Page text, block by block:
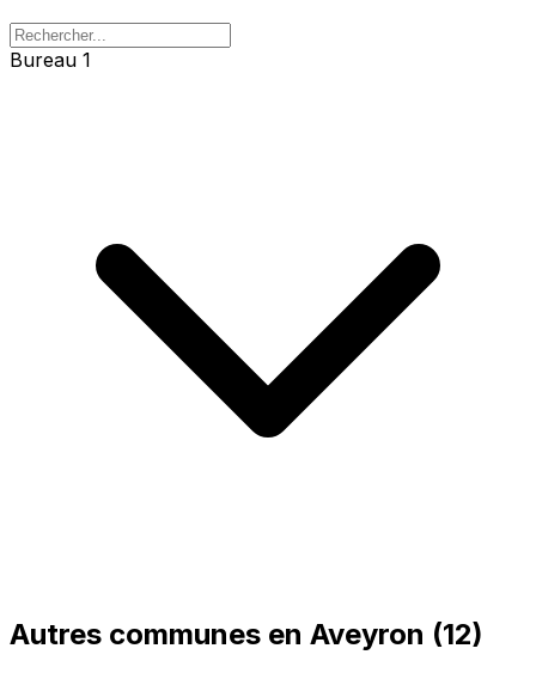
Bureau 1
Autres communes en Aveyron (12)